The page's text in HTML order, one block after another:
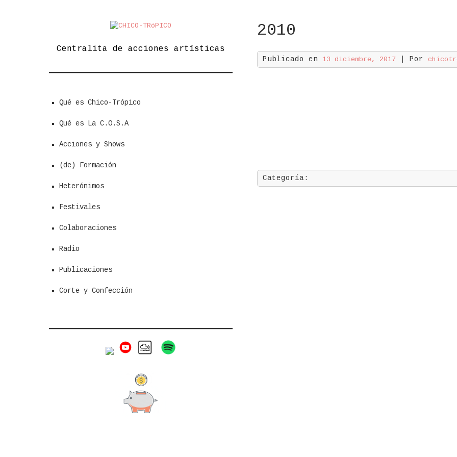
Centralita de acciones artísticas
Qué es Chico-Trópico
Qué es La C.O.S.A
Acciones y Shows
(de) Formación
Heterónimos
Festivales
Colaboraciones
Radio
Publicaciones
Corte y Confección
2010
Publicado en 13 diciembre, 2017 | Por
Categoría: